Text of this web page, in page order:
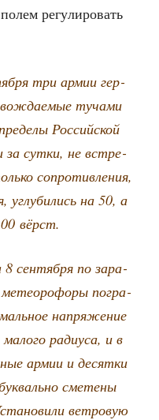
регу­ли­ро­вать
три армии гер­
туча­ми
Рос­сий­ской
за сут­ки, не встре­
сопро­тив­ле­ния,
на 50, а
вёрст.
сен­тяб­ря по зара­
метео­ро­фо­ры погра­
напря­же­ние
ради­у­са, и в
армии и десят­ки
сме­те­ны
вет­ро­вую